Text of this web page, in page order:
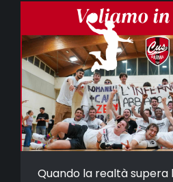
Quando la realtà supera